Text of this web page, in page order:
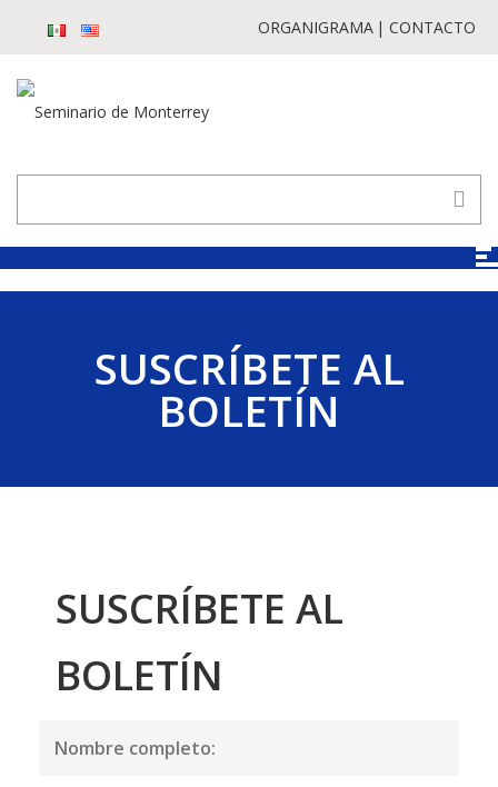
ORGANIGRAMA CONTACTO
SUSCRÍBETE AL
BOLETÍN
SUSCRÍBETE AL
BOLETÍN